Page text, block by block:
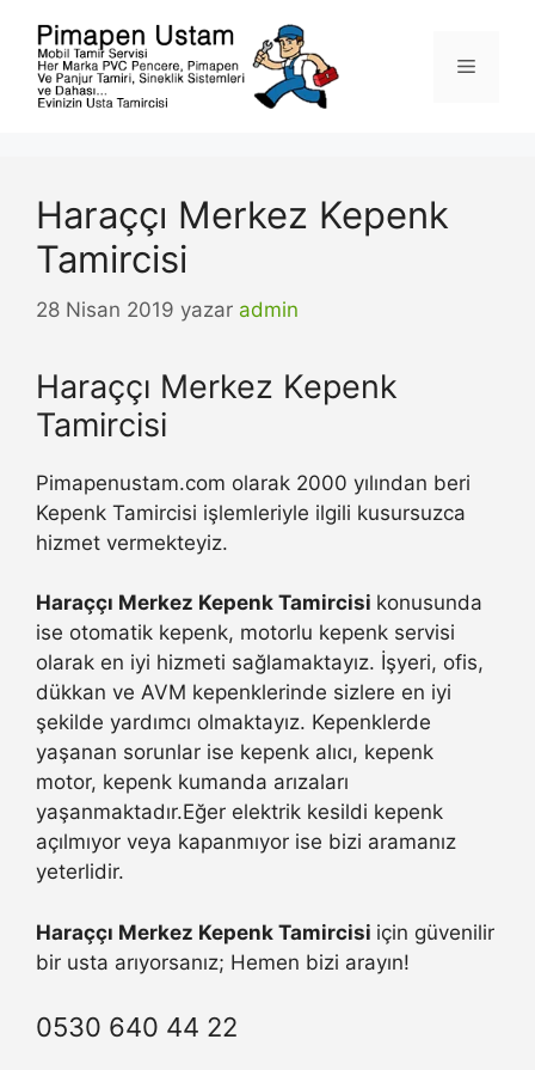
Menü
Haraççı Merkez Kepenk
Tamircisi
28 Nisan 2019 yazar admin
Haraççı Merkez Kepenk
Tamircisi
Pimapenustam.com olarak 2000 yılından beri
Kepenk Tamircisi işlemleriyle ilgili kusursuzca
hizmet vermekteyiz.
Haraççı Merkez Kepenk Tamircisi konusunda
ise otomatik kepenk, motorlu kepenk servisi
olarak en iyi hizmeti sağlamaktayız. İşyeri, ofis,
dükkan ve AVM kepenklerinde sizlere en iyi
şekilde yardımcı olmaktayız. Kepenklerde
yaşanan sorunlar ise kepenk alıcı, kepenk
motor, kepenk kumanda arızaları
yaşanmaktadır.Eğer elektrik kesildi kepenk
açılmıyor veya kapanmıyor ise bizi aramanız
yeterlidir.
Haraççı Merkez Kepenk Tamircisi için güvenilir
bir usta arıyorsanız; Hemen bizi arayın!
0530 640 44 22